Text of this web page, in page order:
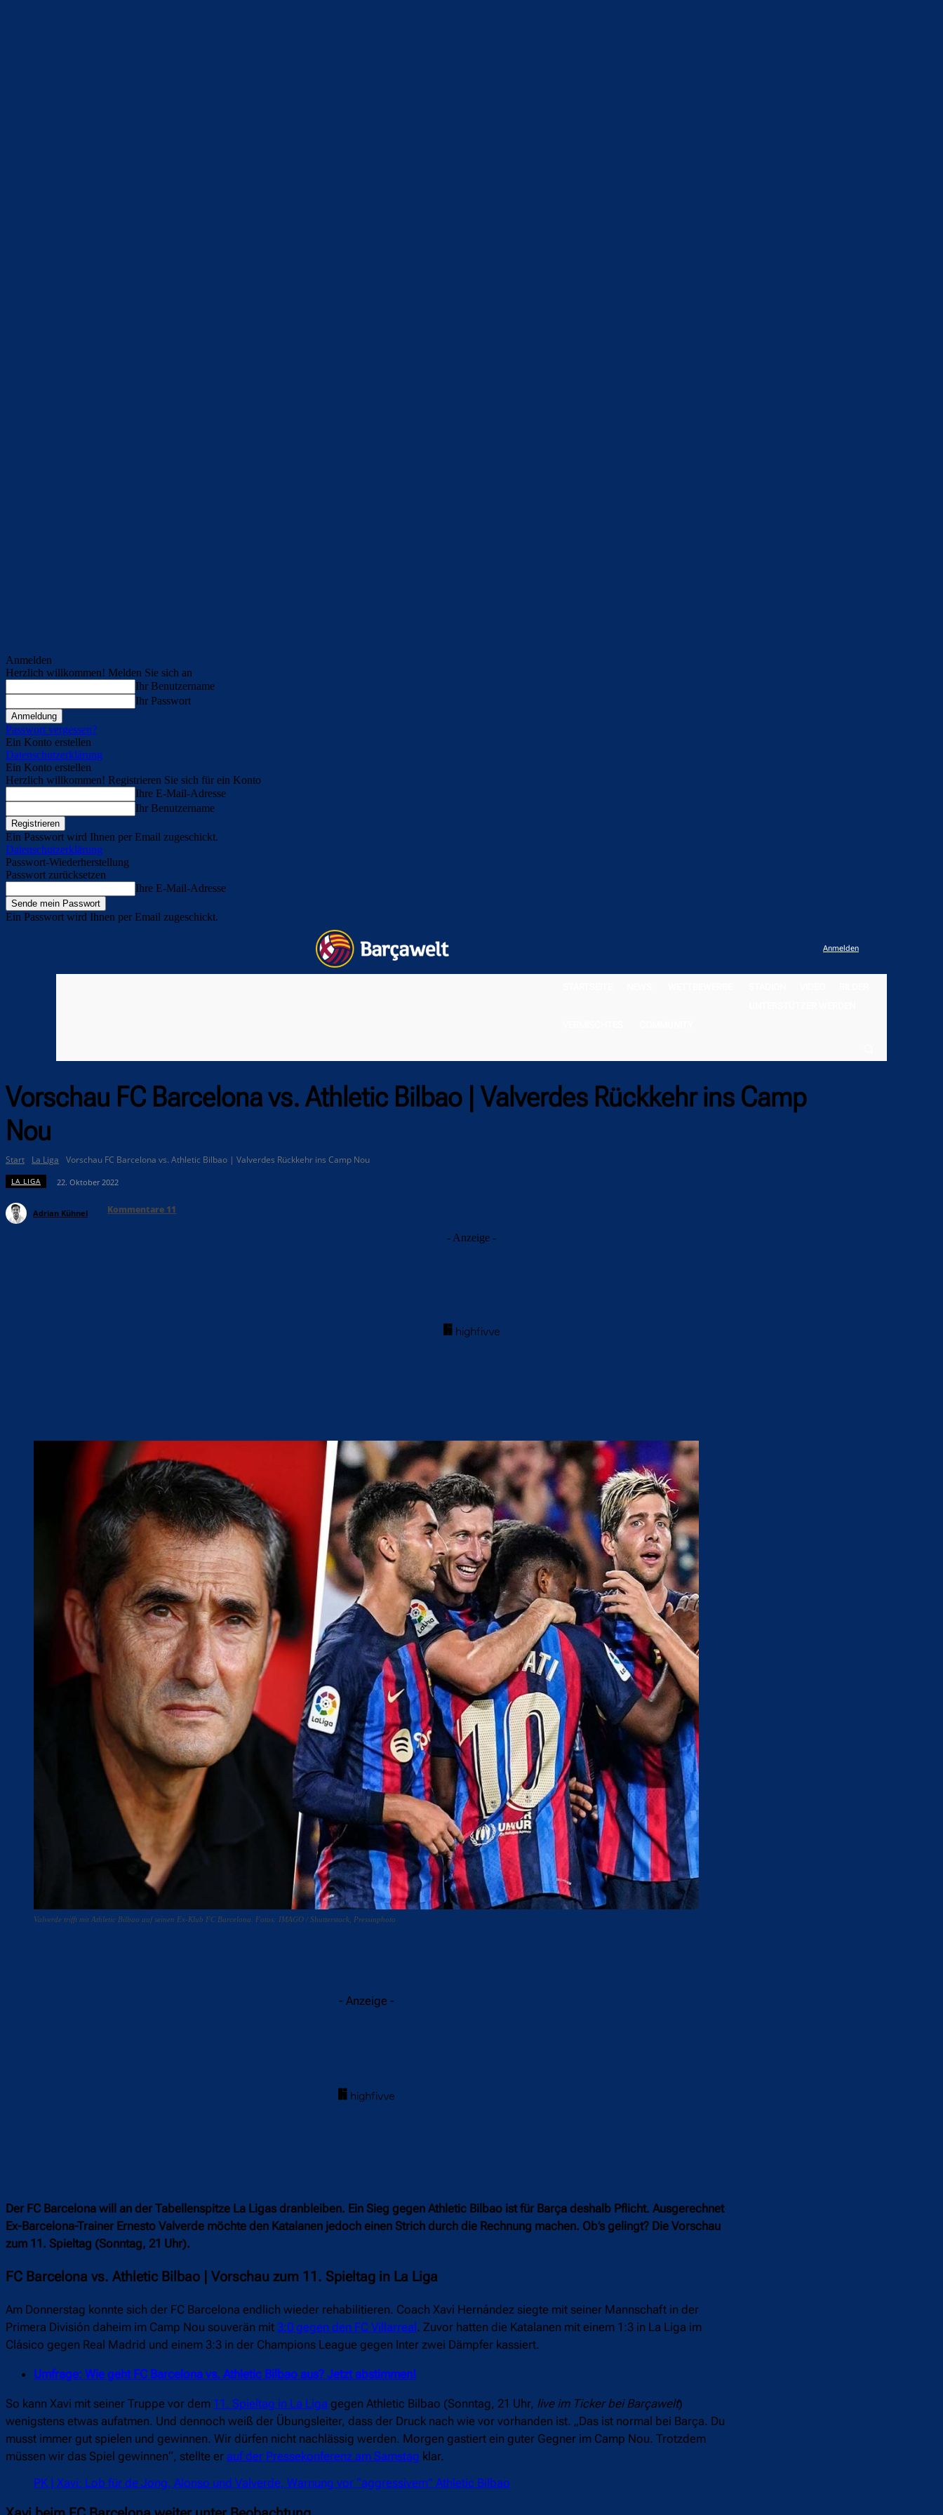
Anmelden
Herzlich willkommen! Melden Sie sich an
Ihr Benutzername
Ihr Passwort
Passwort vergessen?
Ein Konto erstellen
Datenschutzerklärung
Ein Konto erstellen
Herzlich willkommen! Registrieren Sie sich für ein Konto
Ihre E-Mail-Adresse
Ihr Benutzername
Ein Passwort wird Ihnen per Email zugeschickt.
Datenschutzerklärung
Passwort-Wiederherstellung
Passwort zurücksetzen
Ihre E-Mail-Adresse
Ein Passwort wird Ihnen per Email zugeschickt.
Anmelden
Vorschau FC Barcelona vs. Athletic Bilbao | Valverdes Rückkehr ins Camp
Nou
Start La Liga Vorschau FC Barcelona vs. Athletic Bilbao | Valverdes Rückkehr ins Camp Nou
LA LIGA 22. Oktober 2022
Adrian Kühnel Kommentare 11
- Anzeige -
Valverde trifft mit Athletic Bilbao auf seinen Ex-Klub FC Barcelona. Fotos: IMAGO / Shutterstock, Pressinphoto
- Anzeige -
Der FC Barcelona will an der Tabellenspitze La Ligas dranbleiben. Ein Sieg gegen Athletic Bilbao ist für Barça deshalb Pflicht. Ausgerechnet
Ex-Barcelona-Trainer Ernesto Valverde möchte den Katalanen jedoch einen Strich durch die Rechnung machen. Ob’s gelingt? Die Vorschau
zum 11. Spieltag (Sonntag, 21 Uhr).
FC Barcelona vs. Athletic Bilbao | Vorschau zum 11. Spieltag in La Liga
Am Donnerstag konnte sich der FC Barcelona endlich wieder rehabilitieren. Coach Xavi Hernández siegte mit seiner Mannschaft in der
Primera División daheim im Camp Nou souverän mit 3:0 gegen den FC Villarreal. Zuvor hatten die Katalanen mit einem 1:3 in La Liga im
Clásico gegen Real Madrid und einem 3:3 in der Champions League gegen Inter zwei Dämpfer kassiert.
Umfrage: Wie geht FC Barcelona vs. Athletic Bilbao aus? Jetzt abstimmen!
So kann Xavi mit seiner Truppe vor dem 11. Spieltag in La Liga gegen Athletic Bilbao (Sonntag, 21 Uhr, live im Ticker bei Barçawelt)
wenigstens etwas aufatmen. Und dennoch weiß der Übungsleiter, dass der Druck nach wie vor vorhanden ist. „Das ist normal bei Barça. Du
musst immer gut spielen und gewinnen. Wir dürfen nicht nachlässig werden. Morgen gastiert ein guter Gegner im Camp Nou. Trotzdem
müssen wir das Spiel gewinnen“, stellte er auf der Pressekonferenz am Samstag klar.
PK | Xavi: Lob für de Jong, Alonso und Valverde, Warnung vor “aggressivem” Athletic Bilbao